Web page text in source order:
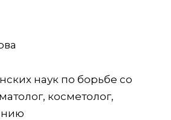
наук по борьбе со
косметолог,